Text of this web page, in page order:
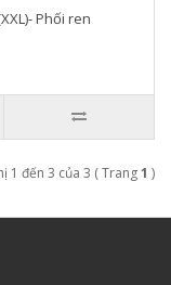
Phối ren
1 đến 3 của 3 ( Trang1 )